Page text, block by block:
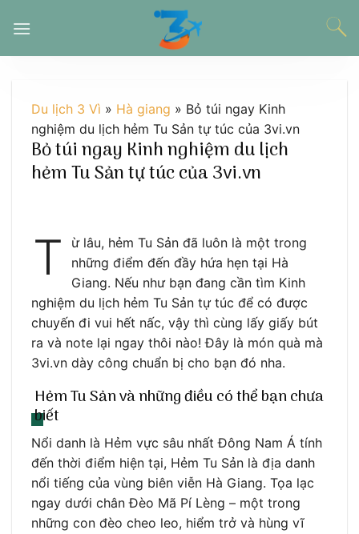
đến
Du lịch 3 Vì » Hà giang » Bỏ túi ngay Kinh
nghiệm du lịch hẻm Tu Sản tự túc của 3vi.vn
Bỏ túi ngay Kinh nghiệm du lịch
hẻm Tu Sản tự túc của 3vi.vn
T
ừ lâu, hẻm Tu Sản đã luôn là một trong
những điểm đến đầy hứa hẹn tại Hà
Giang. Nếu như bạn đang cần tìm Kinh
nghiệm du lịch hẻm Tu Sản tự túc để có được
chuyến đi vui hết nấc, vậy thì cùng lấy giấy bút
ra và note lại ngay thôi nào! Đây là món quà mà
3vi.vn dày công chuẩn bị cho bạn đó nha.
Hẻm Tu Sản và những điều có thể bạn chưa
biết
Nổi danh là Hẻm vực sâu nhất Đông Nam Á tính
đến thời điểm hiện tại, Hẻm Tu Sản là địa danh
nổi tiếng của vùng biên viễn Hà Giang. Tọa lạc
ngay dưới chân Đèo Mã Pí Lèng – một trong
những con đèo cheo leo, hiểm trở và hùng vĩ